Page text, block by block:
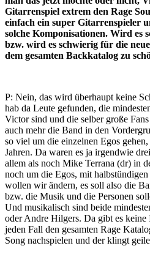
Gitarrenspiel extrem den Rage
einfach ein super Gitarrenspieler
solche Komponisationen. Wird es
bzw. wird es schwierig für die
dem gesamten Backkatalog zu
P: Nein, das wird überhaupt keine
hab da Leute gefunden, die
Victor sind und die selber große
auch mehr die Band in den
so viel um die einzelnen Egos
Jahren. Da waren es ja irgendwie
allem als noch Mike Terrana (dr) in
noch um die Egos, mit
wollen wir ändern, es soll also die
bzw. die Musik und die Personen
Und musikalisch sind beide
oder Andre Hilgers. Da gibt es
jeden Fall den gesamten Rage
Song nachspielen und der klingt